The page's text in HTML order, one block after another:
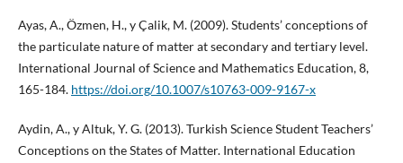
Ayas, A., Özmen, H., y Çalik, M. (2009). Students’ conceptions of
the particulate nature of matter at secondary and tertiary level.
International Journal of Science and Mathematics Education, 8,
165-184. https://doi.org/10.1007/s10763-009-9167-x
Aydin, A., y Altuk, Y. G. (2013). Turkish Science Student Teachers’
Conceptions on the States of Matter. International Education